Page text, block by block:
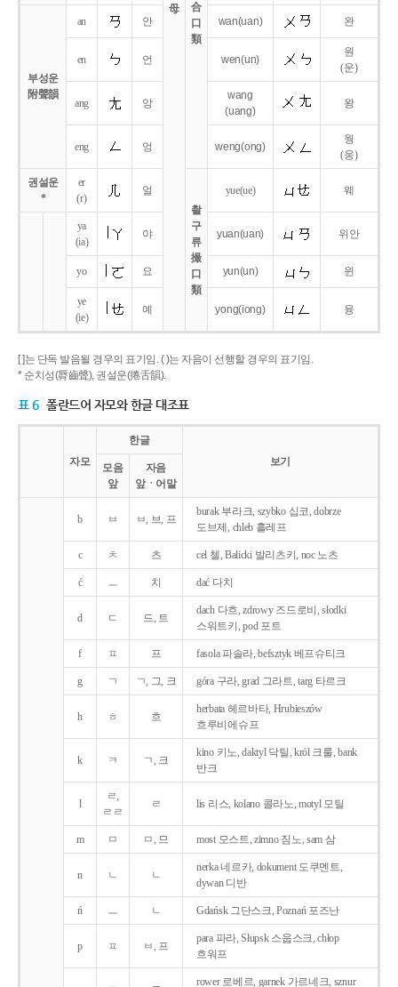
母
合
口
類
부성운
附聲韻
an 안 wan(uan) 완
en 언 wen(un)
원
(운)
ang 앙
wang
(uang)
왕
eng 엉 weng(ong)
웡
(웅)
권설운
*
er
(r)
얼
촬
구
류
撮
口
類
yue(ue) 웨
ya
(ia)
야 yuan(uan) 위안
yo 요 yun(un) 윈
ye
(ie)
예 yong(iong) 융
[ ]는 단독 발음될 경우의 표기임. ( )는 자음이 선행할 경우의 표기임.
* 순치성(脣齒聲), 권설운(捲舌韻).
표 6 폴란드어 자모와 한글 대조표
자모
한글
보기
모음
앞
자음
앞ㆍ어말
b ㅂ ㅂ, 브, 프
burak 부라크, szybko 십코, dobrze
도브제, chleb 흘레프
c ㅊ 츠 cel 첼, Balicki 발리츠키, noc 노츠
ć ㅡ 치 dać 다치
d ㄷ 드, 트
dach 다흐, zdrowy 즈드로비, słodki
스워트키, pod 포트
f ㅍ 프 fasola 파솔라, befsztyk 베프슈티크
g ㄱ ㄱ, 그, 크 góra 구라, grad 그라트, targ 타르크
h ㅎ 흐
herbata 헤르바타, Hrubieszów
흐루비에슈프
k ㅋ ㄱ, 크
kino 키노, daktyl 닥틸, król 크룰, bank
반크
l
ㄹ,
ㄹㄹ
ㄹ lis 리스, kolano 콜라노, motyl 모틸
m ㅁ ㅁ, 므 most 모스트, zimno 짐노, sam 삼
n ㄴ ㄴ
nerka 네르카, dokument 도쿠멘트,
dywan 디반
ń ㅡ ㄴ Gdańsk 그단스크, Poznań 포즈난
p ㅍ ㅂ, 프
para 파라, Słupsk 스웁스크, chłop
흐워프
rower 로베르, garnek 가르네크, sznur